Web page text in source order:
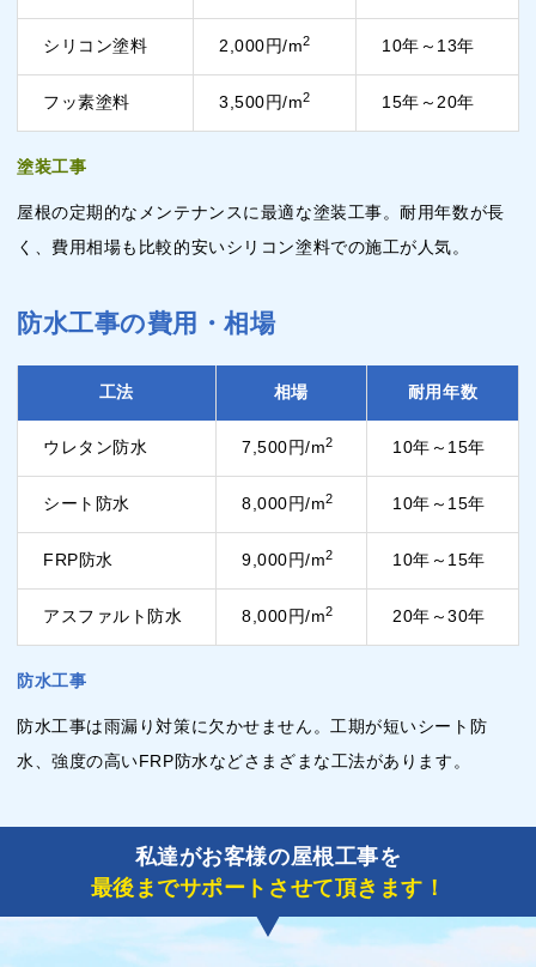
シリコン塗料 2,000円/m2 10年～13年
フッ素塗料 3,500円/m2 15年～20年
塗装工事
屋根の定期的なメンテナンスに最適な塗装工事。耐用年数が長
く、費用相場も比較的安いシリコン塗料での施工が人気。
防水工事の費用・相場
工法 相場 耐用年数
ウレタン防水 7,500円/m2 10年～15年
シート防水 8,000円/m2 10年～15年
FRP防水 9,000円/m2 10年～15年
アスファルト防水 8,000円/m2 20年～30年
防水工事
防水工事は雨漏り対策に欠かせません。工期が短いシート防
水、強度の高いFRP防水などさまざまな工法があります。
私達がお客様の屋根工事を
最後までサポートさせて頂きます！